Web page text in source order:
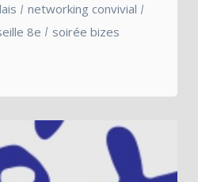
networking convivial
8e soirée bizes